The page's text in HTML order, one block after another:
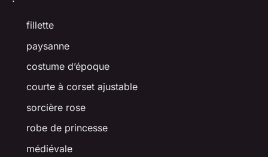
fillette
paysanne
costume d’époque
courte à corset ajustable
sorcière rose
robe de princesse
médiévale